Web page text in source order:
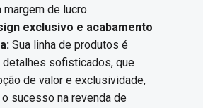
margem de lucro.
exclusivo e acabamento
Sua linha de produtos é
detalhes sofisticados, que
de valor e exclusividade,
sucesso na revenda de